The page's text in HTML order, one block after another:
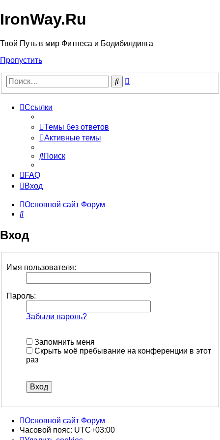
IronWay.Ru
Твой Путь в мир Фитнеса и Бодибилдинга
Пропустить
Поиск
Ссылки
Темы без ответов
Активные темы
Поиск
FAQ
Вход
Основной сайт Форум
Поиск
Вход
Имя пользователя:
Пароль:
Забыли пароль?
Запомнить меня
Скрыть моё пребывание на конференции в этот
раз
Основной сайт Форум
Часовой пояс: UTC+03:00